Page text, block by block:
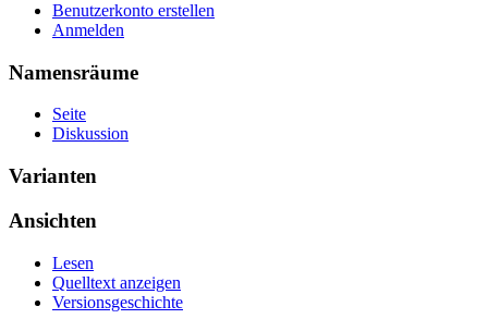
Benutzerkonto erstellen
Anmelden
Namensräume
Seite
Diskussion
Varianten
Ansichten
Lesen
Quelltext anzeigen
Versionsgeschichte